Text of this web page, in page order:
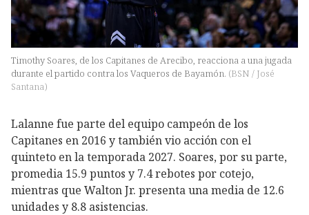
Timothy Soares, de los Capitanes de Arecibo, reacciona a una jugada
durante el partido contra los Vaqueros de Bayamón. (BSN / José
Santana)
Lalanne fue parte del equipo campeón de los
Capitanes en 2016 y también vio acción con el
quinteto en la temporada 2027. Soares, por su parte,
promedia 15.9 puntos y 7.4 rebotes por cotejo,
mientras que Walton Jr. presenta una media de 12.6
unidades y 8.8 asistencias.